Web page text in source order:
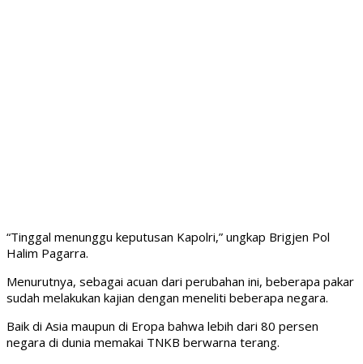
“Tinggal menunggu keputusan Kapolri,” ungkap Brigjen Pol
Halim Pagarra.
Menurutnya, sebagai acuan dari perubahan ini, beberapa pakar
sudah melakukan kajian dengan meneliti beberapa negara.
Baik di Asia maupun di Eropa bahwa lebih dari 80 persen
negara di dunia memakai TNKB berwarna terang.